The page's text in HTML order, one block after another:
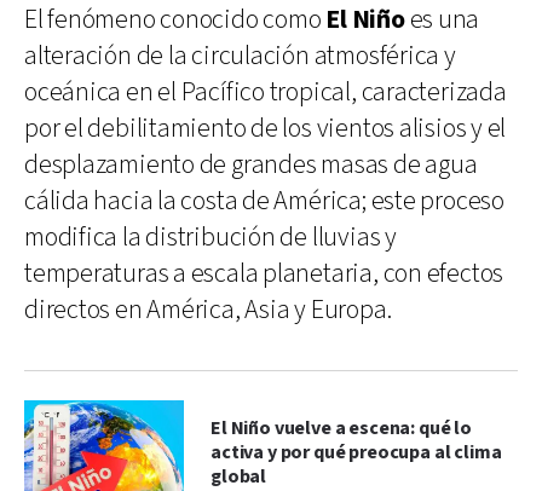
El fenómeno conocido como El Niñoes una
alteración de la circulación atmosférica y
oceánica en el Pacífico tropical, caracterizada
por el debilitamiento de los vientos alisios y el
desplazamiento de grandes masas de agua
cálida hacia la costa de América; este proceso
modifica la distribución de lluvias y
temperaturas a escala planetaria, con efectos
directos en América, Asia y Europa.
El Niño vuelve a escena: qué lo
activa y por qué preocupa al clima
global